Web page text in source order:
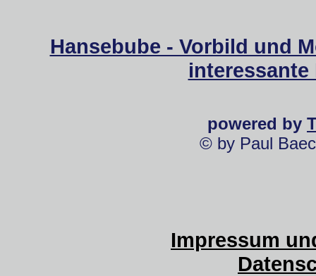
Hansebube - Vorbild und
powered by
© by Paul
Impressum